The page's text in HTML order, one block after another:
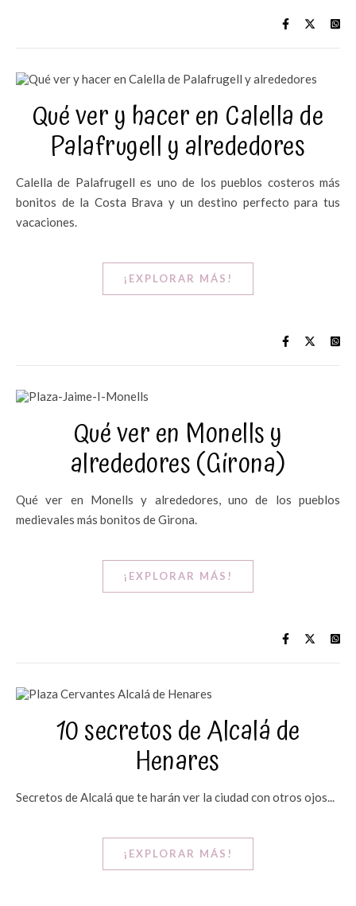
Qué ver y hacer en Calella de
Palafrugell y alrededores
Calella de Palafrugell es uno de los pueblos costeros más
bonitos de la Costa Brava y un destino perfecto para tus
vacaciones.
¡EXPLORAR MÁS!
Qué ver en Monells y
alrededores (Girona)
Qué ver en Monells y alrededores, uno de los pueblos
medievales más bonitos de Girona.
¡EXPLORAR MÁS!
10 secretos de Alcalá de
Henares
Secretos de Alcalá que te harán ver la ciudad con otros ojos...
¡EXPLORAR MÁS!